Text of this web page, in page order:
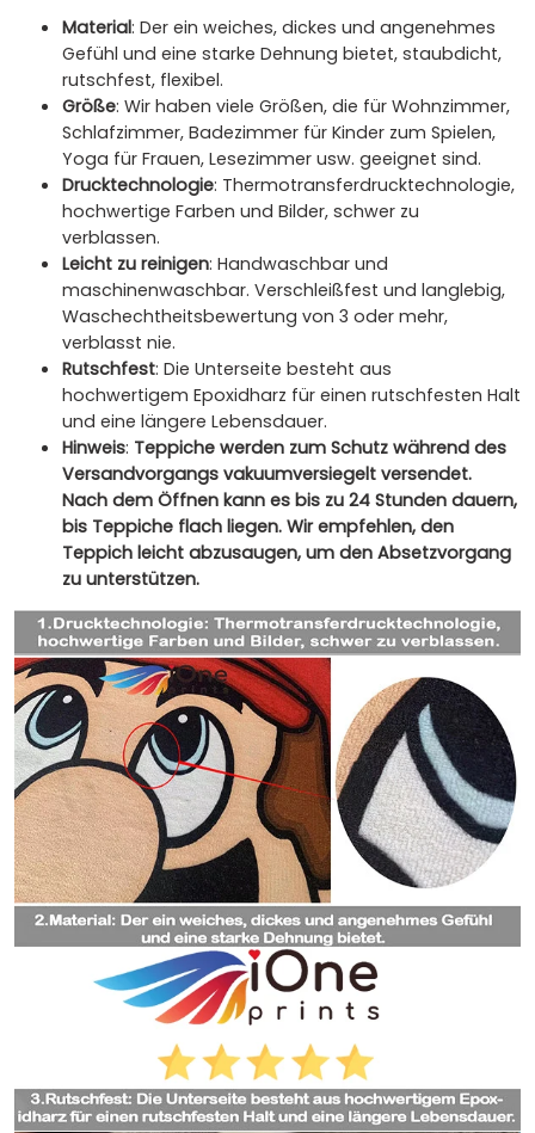
Material: Der ein weiches, dickes und angenehmes
Gefühl und eine starke Dehnung bietet, staubdicht,
rutschfest, flexibel.
Größe: Wir haben viele Größen, die für Wohnzimmer,
Schlafzimmer, Badezimmer für Kinder zum Spielen,
Yoga für Frauen, Lesezimmer usw. geeignet sind.
Drucktechnologie: Thermotransferdrucktechnologie,
hochwertige Farben und Bilder, schwer zu
verblassen.
Leicht zu reinigen: Handwaschbar und
maschinenwaschbar. Verschleißfest und langlebig,
Waschechtheitsbewertung von 3 oder mehr,
verblasst nie.
Rutschfest: Die Unterseite besteht aus
hochwertigem Epoxidharz für einen rutschfesten Halt
und eine längere Lebensdauer.
Hinweis: Teppiche werden zum Schutz während des
Versandvorgangs vakuumversiegelt versendet.
Nach dem Öffnen kann es bis zu 24 Stunden dauern,
bis Teppiche flach liegen. Wir empfehlen, den
Teppich leicht abzusaugen, um den Absetzvorgang
zu unterstützen.